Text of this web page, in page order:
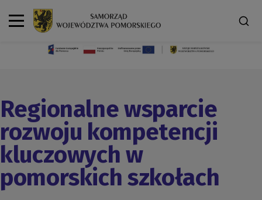
Regionalne wsparcie
rozwoju kompetencji
kluczowych w
pomorskich szkołach